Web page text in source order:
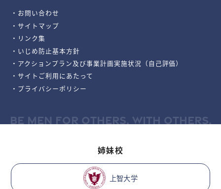
・お問い合わせ
・サイトマップ
・リンク集
・いじめ防止基本方針
・アクションプラン及び事業計画実施状況（自己評価）
・サイトご利用にあたって
・プライバシーポリシー
BE MEN FOR OTHERS, WITH OTHERS.
姉妹校
上智大学